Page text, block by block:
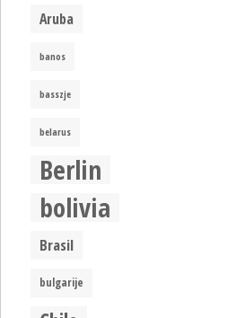
Aruba
banos
basszje
belarus
Berlin
bolivia
Brasil
bulgarije